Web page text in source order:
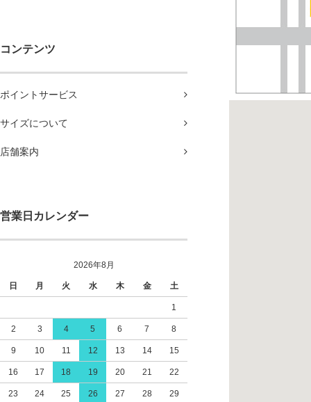
コンテンツ
ポイントサービス
サイズについて
店舗案内
営業日カレンダー
2026年8月
日 月 火 水 木 金 土
1
2 3 4 5 6 7 8
9 10 11 12 13 14 15
16 17 18 19 20 21 22
23 24 25 26 27 28 29